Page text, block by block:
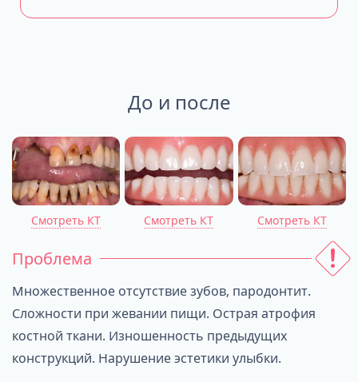
До и после
Смотреть КТ Смотреть КТ Смотреть КТ
Проблема
Множественное отсутствие зубов, пародонтит.
Сложности при жевании пищи. Острая атрофия
костной ткани. Изношенность предыдущих
конструкций. Нарушение эстетики улыбки.